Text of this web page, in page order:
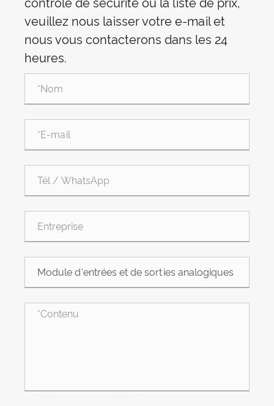
contrôle de sécurité ou la liste de prix,
veuillez nous laisser votre e-mail et
nous vous contacterons dans les 24
heures.